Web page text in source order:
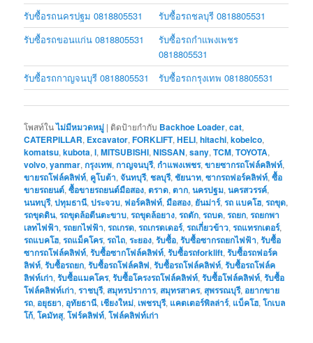
รับซื้อรถนครปฐม 0818805531
รับซื้อรถชลบุรี 0818805531
รับซื้อรถขอนแก่น 0818805531
รับซื้อรถกำแพงเพชร
0818805531
รับซื้อรถกาญจนบุรี 0818805531
รับซื้อรถกรุงเทพ 0818805531
โพสท์ในไม่มีหมวดหมู่ | ติดป้ายกำกับ Backhoe Loader,cat,
CATERPILLAR, Excavator,FORKLIFT,HELI,hitachi,kobelco,
komatsu,kubota,l,MITSUBISHI,NISSAN,sany,TCM,TOYOTA,
volvo,yanmar,กรุงเทพ,กาญจนบุรี,กำแพงเพชร,ขายซากรถโฟล์คลิฟท์,
ขายรถโฟล์คลิฟท์, คูโบต้า,จันทบุรี,ชลบุรี,ชัยนาท,ซากรถฟอร์คลิฟท์,ซื้อ
ขายรถยนต์,ซื้อขายรถยนต์มือสอง,ตราด,ตาก,นครปฐม,นครสวรรค์,
นนทบุรี,ปทุมธานี,ประจวบ,ฟอร์คลิฟท์,มือสอง, ยันม่าร์,รถ แบคโฮ,รถขุด,
รถขุดดิน,รถขุดล้อตีนตะขาบ,รถขุดล้อยาง,รถตัก,รถบด,รถยก,รถยกพา
เลทไฟฟ้า,รถยกไฟฟ้า,รถเกรด,รถเกรดเดอร์,รถเกี่ยวข้าว,รถแทรกเตอร์,
รถแบคโฮ,รถแม็คโคร,รถไถ,ระยอง,รับซื้อ,รับซื้อซากรถยกไฟฟ้า,รับซื้อ
ซากรถโฟล์คลิฟท์,รับซื้อซากโฟล์คลิฟท์,รับซื้อรถforklift,รับซื้อรถฟอร์ค
ลิฟท์,รับซื้อรถยก,รับซื้อรถโฟล์คลิฟ,รับซื้อรถโฟล์คลิฟท์,รับซื้อรถโฟล์ค
ลิฟท์เก่า,รับซื้อแมคโคร,รับซื้อโครงรถโฟล์คลิฟท์,รับซื้อโฟล์คลิฟท์,รับซื้อ
โฟล์คลิฟท์เก่า,ราชบุรี, สมุทรปราการ, สมุทรสาคร, สุพรรณบุรี, อยากขาย
รถ, อยุธยา, อุทัยธานี, เชียงใหม่, เพชรบุรี, แคตเตอร์พิลล่าร์, แบ็คโฮ,โกเบล
โก้,โคมัทสุ,โฟร์คลิฟท์,โฟล์คลิฟท์เก่า